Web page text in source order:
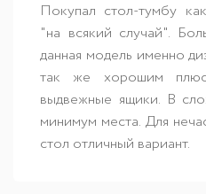
Покупал стол-тумбу
"на всякий случай".
данная модель именно
так же хорошим
выдвежные ящики. В
минимум места. Для
стол отличный вариант.